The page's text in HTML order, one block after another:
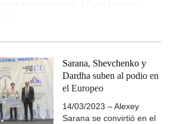
Sarana, Shevchenko y
Dardha suben al podio en
el Europeo
14/03/2023 – Alexey
Sarana se convirtió en el